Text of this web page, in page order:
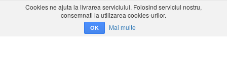
Cookies ne ajuta la livrarea serviciului. Folosind serviciul nostru,
consemnati la utilizarea cookies-urilor.
OK Mai multe